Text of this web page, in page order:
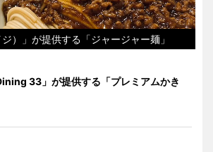
）」が提供する「ジャージャー麺」
33」が提供する「プレミアムかき